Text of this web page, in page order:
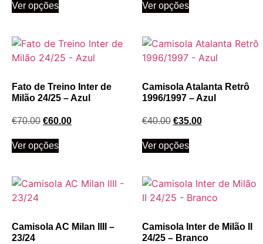
Ver opções Ver opções
Fato de Treino Inter de
Milão 24/25 – Azul
€70.00 €60.00
Ver opções
Camisola Atalanta Retrô
1996/1997 – Azul
€40.00 €35.00
Ver opções
Camisola AC Milan IIII –
23/24
Camisola Inter de Milão II
24/25 – Branco